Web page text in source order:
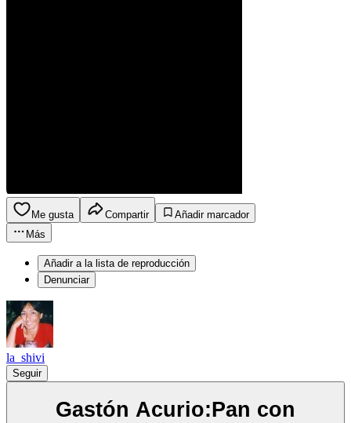
Me gusta Compartir
Añadir marcador
Más
Añadir a la lista de reproducción
Denunciar
la_shivi
Seguir
Gastón Acurio:Pan con